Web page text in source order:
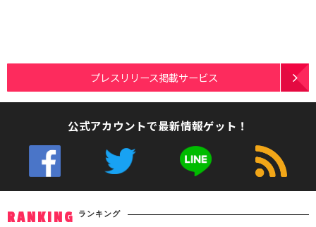
プレスリリース掲載サービス
公式アカウントで最新情報ゲット！
RANKING ランキング